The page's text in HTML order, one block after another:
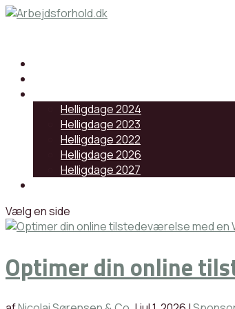
Helligdage 2024
Helligdage 2023
Helligdage 2022
Helligdage 2026
Helligdage 2027
Vælg en side
Optimer din online